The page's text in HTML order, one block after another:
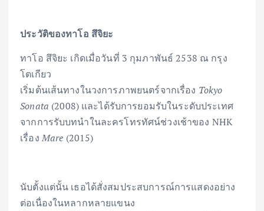
ประวัติของทาโอ สึจิยะ
ทาโอ สึจิยะ เกิดเมื่อวันที่ 3 กุมภาพันธ์ 2538 ณ กรุง
โตเกียว
เริ่มต้นเส้นทางในวงการภาพยนตร์จากเรื่อง Tokyo
Sonata (2008) และได้รับการยอมรับในระดับประเทศ
จากการรับบทนำในละครโทรทัศน์ช่วงเช้าของ NHK
เรื่อง Mare (2015)
นับตั้งแต่นั้น เธอได้สั่งสมประสบการณ์การแสดงอย่าง
ต่อเนื่องในหลากหลายแขนง